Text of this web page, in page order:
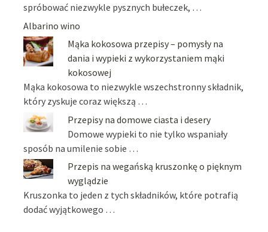
spróbować niezwykle pysznych bułeczek, …
Albarino wino
Mąka kokosowa przepisy – pomysły na
dania i wypieki z wykorzystaniem mąki
kokosowej
Mąka kokosowa to niezwykle wszechstronny składnik,
który zyskuje coraz większą …
Przepisy na domowe ciasta i desery
Domowe wypieki to nie tylko wspaniały
sposób na umilenie sobie …
Przepis na wegańską kruszonkę o pięknym
wyglądzie
Kruszonka to jeden z tych składników, które potrafią
dodać wyjątkowego …